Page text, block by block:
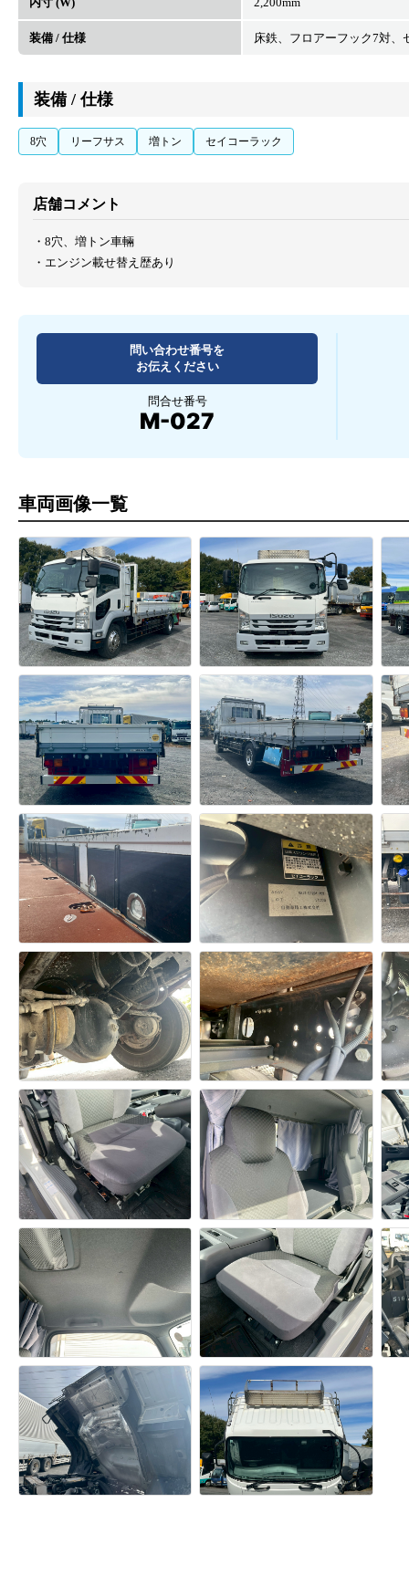
装備 / 仕様 床鉄、フロアーフック7対、
装備 / 仕様
8穴 リーフサス 増トン セイコーラック
店舗コメント
・8穴、増トン車輛
・エンジン載せ替え歴あり
問い合わせ番号を
お伝えください
問合せ番号
M-027
車両画像一覧